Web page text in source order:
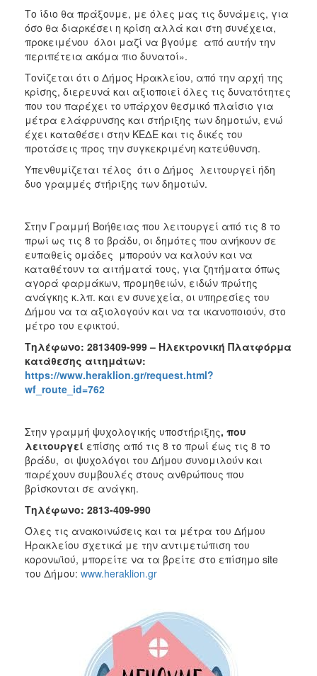
Το ίδιο θα πράξουμε, με όλες μας τις δυνάμεις, για
όσο θα διαρκέσει η κρίση αλλά και στη συνέχεια,
προκειμένου όλοι μαζί να βγούμε από αυτήν την
περιπέτεια ακόμα πιο δυνατοί».
Τονίζεται ότι ο Δήμος Ηρακλείου, από την αρχή της
κρίσης, διερευνά και αξιοποιεί όλες τις δυνατότητες
που του παρέχει το υπάρχον θεσμικό πλαίσιο για
μέτρα ελάφρυνσης και στήριξης των δημοτών, ενώ
έχει καταθέσει στην ΚΕΔΕ και τις δικές του
προτάσεις προς την συγκεκριμένη κατεύθυνση.
Υπενθυμίζεται τέλος ότι ο Δήμος λειτουργεί ήδη
δυο γραμμές στήριξης των δημοτών.
Στην Γραμμή Βοήθειας που λειτουργεί από τις 8 το
πρωί ως τις 8 το βράδυ, οι δημότες που ανήκουν σε
ευπαθείς ομάδες μπορούν να καλούν και να
καταθέτουν τα αιτήματά τους, για ζητήματα όπως
αγορά φαρμάκων, προμηθειών, ειδών πρώτης
ανάγκης κ.λπ. και εν συνεχεία, οι υπηρεσίες του
Δήμου να τα αξιολογούν και να τα ικανοποιούν, στο
μέτρο του εφικτού.
Τηλέφωνο: 2813409-999 – Ηλεκτρονική Πλατφόρμα
κατάθεσης αιτημάτων:
https://www.heraklion.gr/request.html?
wf_route_id=762
Στην γραμμή ψυχολογικής υποστήριξης, που
λειτουργεί επίσης από τις 8 το πρωί έως τις 8 το
βράδυ, οι ψυχολόγοι του Δήμου συνομιλούν και
παρέχουν συμβουλές στους ανθρώπους που
βρίσκονται σε ανάγκη.
Τηλέφωνο: 2813-409-990
Όλες τις ανακοινώσεις και τα μέτρα του Δήμου
Ηρακλείου σχετικά με την αντιμετώπιση του
κορονωϊού, μπορείτε να τα βρείτε στο επίσημο site
του Δήμου: www.heraklion.gr